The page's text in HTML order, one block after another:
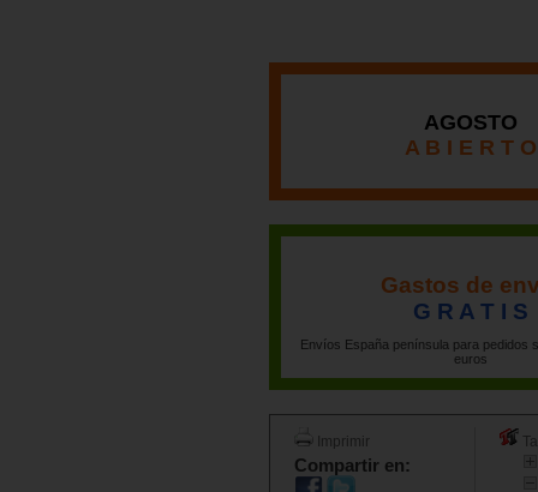
AGOSTO
A B I E R T O
Gastos de
G R A T I S
Envíos España península para pedidos
euros
Imprimir
Compartir en: